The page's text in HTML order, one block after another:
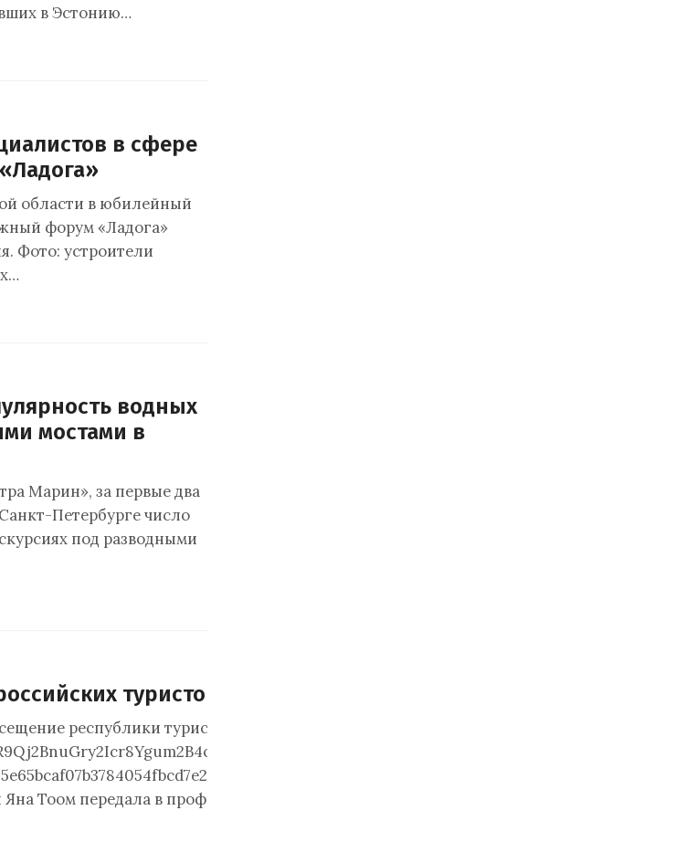
в Эстонию…
в сфере
области в юбилейный
форум «Ладога»
Фото: устроители
водных
мостами в
Марин», за первые два
Петербурге число
под разводными
туристов
республики туристами из России, очень захотели кушать. Фото: https://sun9-
UBO9lH-CvaU.jpg?
Тоом передала в профильный комитет Европарламента…